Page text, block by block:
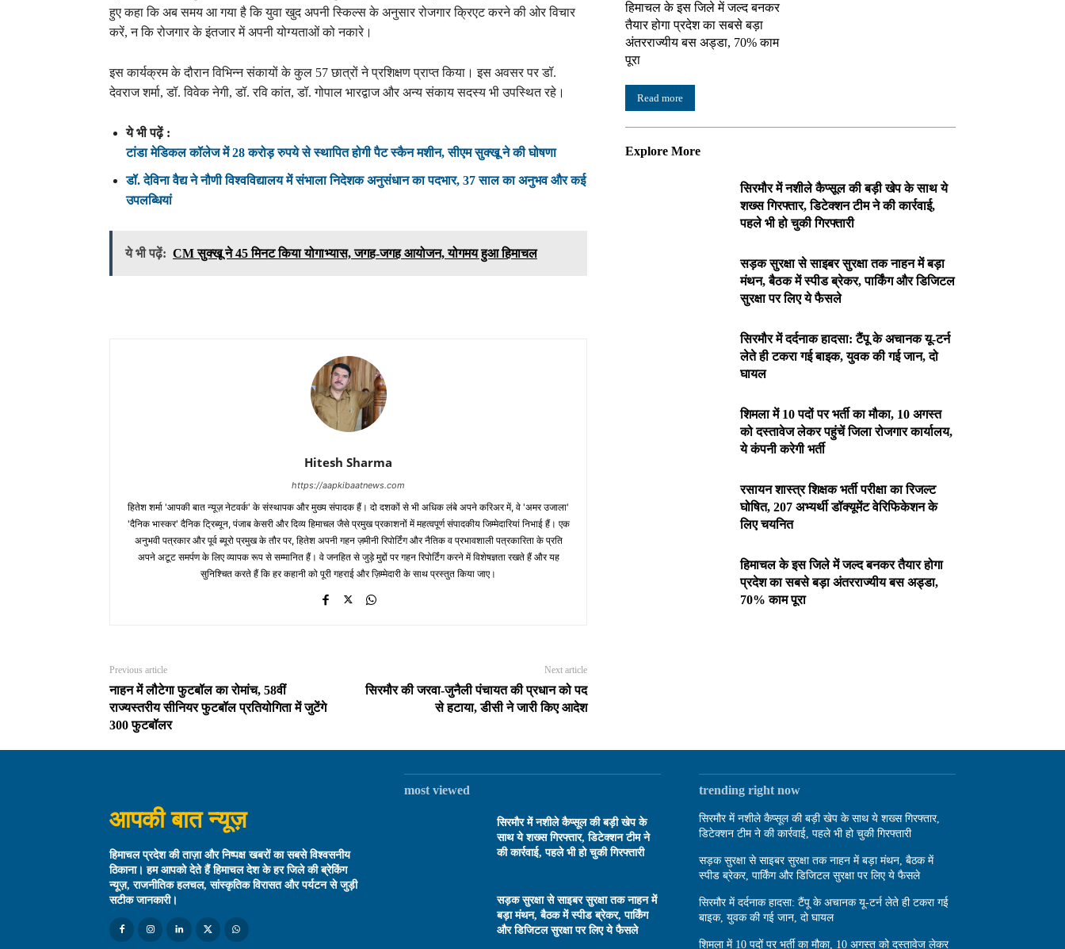
हुए कहा कि अब समय आ गया है कि युवा खुद अपनी स्किल्स के अनुसार रोजगार क्रिएट करने की ओर विचार
करें, न कि रोजगार के इंतजार में अपनी योग्यताओं को नकारे।
इस कार्यक्रम के दौरान विभिन्न संकायों के कुल 57 छात्रों ने प्रशिक्षण प्राप्त किया। इस अवसर पर डॉ.
देवराज शर्मा, डॉ. विवेक नेगी, डॉ. रवि कांत, डॉ. गोपाल भारद्वाज और अन्य संकाय सदस्य भी उपस्थित रहे।
ये भी पढ़ें :
टांडा मेडिकल कॉलेज में 28 करोड़ रुपये से स्थापित होगी पैट स्कैन मशीन, सीएम सुक्खू ने की घोषणा
डॉ. देविना वैद्य ने नौणी विश्वविद्यालय में संभाला निदेशक अनुसंधान का पदभार, 37 साल का अनुभव और कई
उपलब्धियां
ये भी पढ़ें: CM सुक्खू ने 45 मिनट किया योगाभ्यास, जगह-जगह आयोजन, योगमय हुआ हिमाचल
Hitesh Sharma
https://aapkibaatnews.com
हितेश शर्मा 'आपकी बात न्यूज़ नेटवर्क' के संस्थापक और मुख्य संपादक हैं। दो दशकों से भी अधिक लंबे अपने करिअर में, वे 'अमर उजाला'
'दैनिक भास्कर' दैनिक ट्रिब्यून, पंजाब केसरी और दिव्य हिमाचल जैसे प्रमुख प्रकाशनों में महत्वपूर्ण संपादकीय जिम्मेदारियां निभाई हैं। एक
अनुभवी पत्रकार और पूर्व ब्यूरो प्रमुख के तौर पर, हितेश अपनी गहन ज़मीनी रिपोर्टिंग और नैतिक व प्रभावशाली पत्रकारिता के प्रति
अपने अटूट समर्पण के लिए व्यापक रूप से सम्मानित हैं। वे जनहित से जुड़े मुद्दों पर गहन रिपोर्टिंग करने में विशेषज्ञता रखते हैं और यह
सुनिश्चित करते हैं कि हर कहानी को पूरी गहराई और ज़िम्मेदारी के साथ प्रस्तुत किया जाए।
Previous article
नाहन में लौटेगा फुटबॉल का रोमांच, 58वीं
राज्यस्तरीय सीनियर फुटबॉल प्रतियोगिता में जुटेंगे
300 फुटबॉलर
Next article
सिरमौर की जरवा-जुनैली पंचायत की प्रधान को पद
से हटाया, डीसी ने जारी किए आदेश
हिमाचल के इस जिले में जल्द बनकर
तैयार होगा प्रदेश का सबसे बड़ा
अंतरराज्यीय बस अड्डा, 70% काम
पूरा
Read more
Explore More
सिरमौर में नशीले कैप्सूल की बड़ी खेप के साथ ये
शख्स गिरफ्तार, डिटेक्शन टीम ने की कार्रवाई,
पहले भी हो चुकी गिरफ्तारी
सड़क सुरक्षा से साइबर सुरक्षा तक नाहन में बड़ा
मंथन, बैठक में स्पीड ब्रेकर, पार्किंग और डिजिटल
सुरक्षा पर लिए ये फैसले
सिरमौर में दर्दनाक हादसा: टैंपू के अचानक यू-टर्न
लेते ही टकरा गई बाइक, युवक की गई जान, दो
घायल
शिमला में 10 पदों पर भर्ती का मौका, 10 अगस्त
को दस्तावेज लेकर पहुंचें जिला रोजगार कार्यालय,
ये कंपनी करेगी भर्ती
रसायन शास्त्र शिक्षक भर्ती परीक्षा का रिजल्ट
घोषित, 207 अभ्यर्थी डॉक्यूमेंट वेरिफिकेशन के
लिए चयनित
हिमाचल के इस जिले में जल्द बनकर तैयार होगा
प्रदेश का सबसे बड़ा अंतरराज्यीय बस अड्डा,
70% काम पूरा
आपकी बात न्यूज़
हिमाचल प्रदेश की ताज़ा और निष्पक्ष खबरों का सबसे विश्वसनीय
ठिकाना। हम आपको देते हैं हिमाचल देश के हर जिले की ब्रेकिंग
न्यूज़, राजनीतिक हलचल, सांस्कृतिक विरासत और पर्यटन से जुड़ी
सटीक जानकारी।
most viewed
सिरमौर में नशीले कैप्सूल की बड़ी खेप के
साथ ये शख्स गिरफ्तार, डिटेक्शन टीम ने
की कार्रवाई, पहले भी हो चुकी गिरफ्तारी
सड़क सुरक्षा से साइबर सुरक्षा तक नाहन में
बड़ा मंथन, बैठक में स्पीड ब्रेकर, पार्किंग
और डिजिटल सुरक्षा पर लिए ये फैसले
trending right now
सिरमौर में नशीले कैप्सूल की बड़ी खेप के साथ ये शख्स गिरफ्तार,
डिटेक्शन टीम ने की कार्रवाई, पहले भी हो चुकी गिरफ्तारी
सड़क सुरक्षा से साइबर सुरक्षा तक नाहन में बड़ा मंथन, बैठक में
स्पीड ब्रेकर, पार्किंग और डिजिटल सुरक्षा पर लिए ये फैसले
सिरमौर में दर्दनाक हादसा: टैंपू के अचानक यू-टर्न लेते ही टकरा गई
बाइक, युवक की गई जान, दो घायल
शिमला में 10 पदों पर भर्ती का मौका, 10 अगस्त को दस्तावेज लेकर